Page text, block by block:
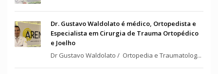
Dr. Gustavo Waldolato é médico, Ortopedista e
Especialista em Cirurgia de Trauma Ortopédico
e Joelho
Dr Gustavo Waldolato / Ortopedia e Traumatolog...